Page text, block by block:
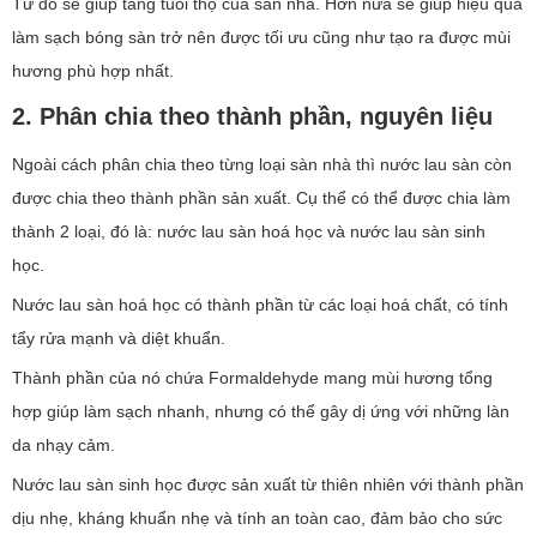
làm sạch bóng sàn trở nên được tối ưu cũng như tạo ra được mùi
hương phù hợp nhất.
2. Phân chia theo thành phần, nguyên liệu
Ngoài cách phân chia theo từng loại sàn nhà thì nước lau sàn còn
được chia theo thành phần sản xuất. Cụ thể có thể được chia làm
thành 2 loại, đó là: nước lau sàn hoá học và nước lau sàn sinh
học.
Nước lau sàn hoá học có thành phần từ các loại hoá chất, có tính
tẩy rửa mạnh và diệt khuẩn.
Thành phần của nó chứa Formaldehyde mang mùi hương tổng
hợp giúp làm sạch nhanh, nhưng có thể gây dị ứng với những làn
da nhạy cảm.
Nước lau sàn sinh học được sản xuất từ thiên nhiên với thành phần
dịu nhẹ, kháng khuẩn nhẹ và tính an toàn cao, đảm bảo cho sức